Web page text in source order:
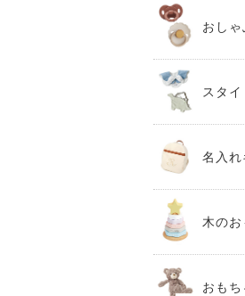
おしゃ
スタイ
名入れ
木のお
おもち